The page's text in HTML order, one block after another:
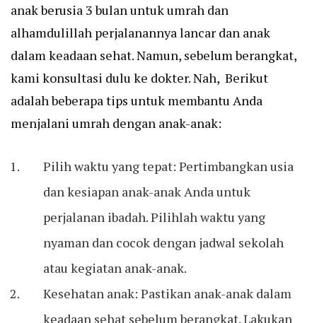
anak berusia 3 bulan untuk umrah dan
alhamdulillah perjalanannya lancar dan anak
dalam keadaan sehat. Namun, sebelum berangkat,
kami konsultasi dulu ke dokter. Nah, Berikut
adalah beberapa tips untuk membantu Anda
menjalani umrah dengan anak-anak:
Pilih waktu yang tepat: Pertimbangkan usia
dan kesiapan anak-anak Anda untuk
perjalanan ibadah. Pilihlah waktu yang
nyaman dan cocok dengan jadwal sekolah
atau kegiatan anak-anak.
Kesehatan anak: Pastikan anak-anak dalam
keadaan sehat sebelum berangkat. Lakukan